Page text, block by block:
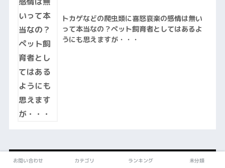
トカゲなどの爬虫類に喜怒哀楽の感情は無い
って本当なの？ペット飼育者としてはあるよ
うにも思えますが・・・
最新記事
お問い合わせ カテゴリ ランキング 未分類